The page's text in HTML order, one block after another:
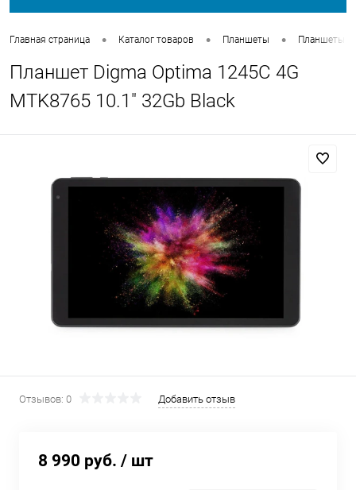
Главная страница • Каталог товаров • Планшеты • Планшеты
Планшет Digma Optima 1245C 4G
MTK8765 10.1" 32Gb Black
Отзывов: 0 Добавить отзыв
8 990 руб. / шт
Сегодня
в корзину
Оплачивайте сегодня только
% картой любого банка
Получайте товар
выбранный способом
Оставшиеся75% будут
списываться
с вашей карты
каждые 2 недели
Подробнее